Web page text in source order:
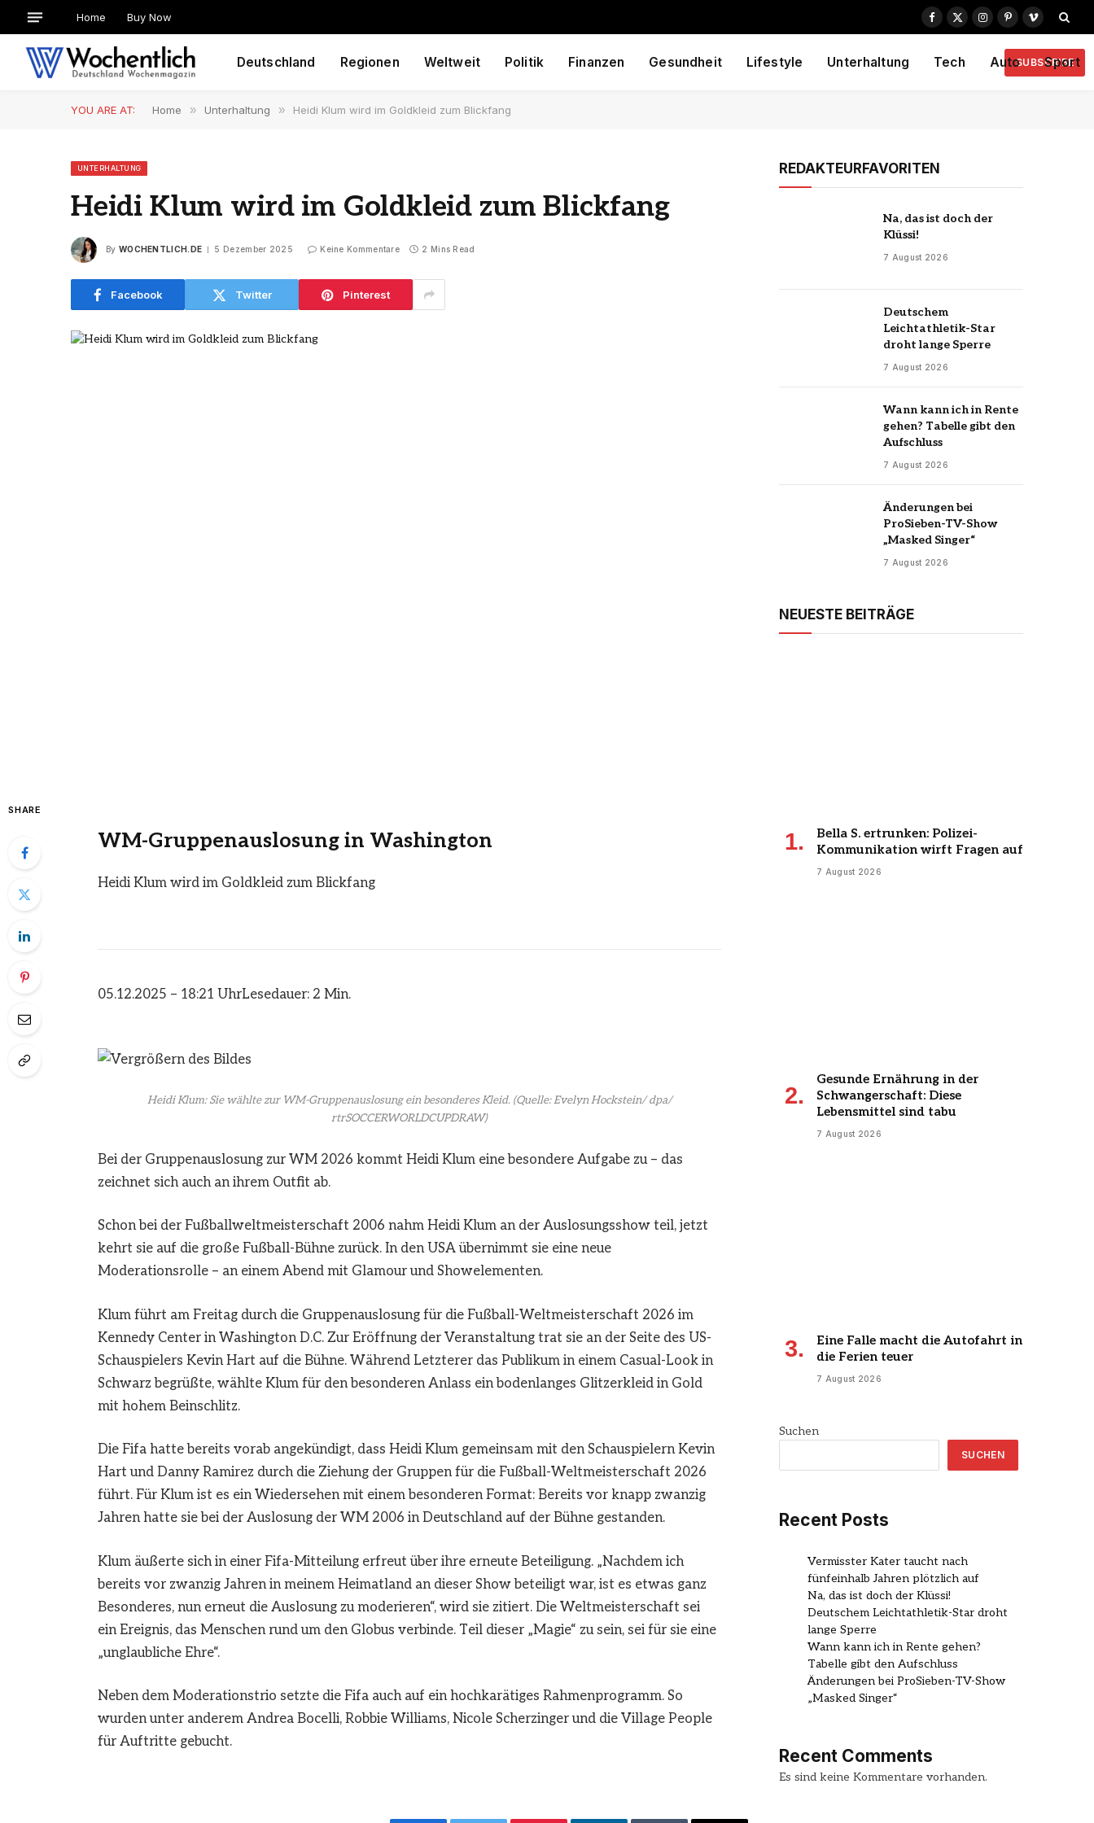
Home Buy Now
Facebook
X
Instagram
PinterestVimeo
Deutschland Regionen Weltweit Politik Finanzen Gesundheit Lifestyle Unterhaltung Tech Auto Sport
SUBSCRIBE
YOU ARE AT: Home » Unterhaltung » Heidi Klum wird im Goldkleid zum Blickfang
UNTERHALTUNG
Heidi Klum wird im Goldkleid zum Blickfang
By WOCHENTLICH.DE 5 Dezember 2025 Keine Kommentare 2 Mins Read
Facebook Twitter Pinterest
SHARE
WM-Gruppenauslosung in Washington
Heidi Klum wird im Goldkleid zum Blickfang
05.12.2025 – 18:21 UhrLesedauer: 2 Min.
Heidi Klum: Sie wählte zur WM-Gruppenauslosung ein besonderes Kleid.(Quelle: Evelyn Hockstein/ dpa/
rtrSOCCERWORLDCUPDRAW)
Bei der Gruppenauslosung zur WM 2026 kommt Heidi Klum eine besondere Aufgabe zu – das
zeichnet sich auch an ihrem Outfit ab.
Schon bei der Fußballweltmeisterschaft 2006 nahm Heidi Klum an der Auslosungsshow teil, jetzt
kehrt sie auf die große Fußball-Bühne zurück. In den USA übernimmt sie eine neue
Moderationsrolle – an einem Abend mit Glamour und Showelementen.
Klum führt am Freitag durch die Gruppenauslosung für die Fußball-Weltmeisterschaft 2026 im
Kennedy Center in Washington D.C. Zur Eröffnung der Veranstaltung trat sie an der Seite des US-
Schauspielers Kevin Hart auf die Bühne. Während Letzterer das Publikum in einem Casual-Look in
Schwarz begrüßte, wählte Klum für den besonderen Anlass ein bodenlanges Glitzerkleid in Gold
mit hohem Beinschlitz.
Die Fifa hatte bereits vorab angekündigt, dass Heidi Klum gemeinsam mit den Schauspielern Kevin
Hart und Danny Ramirez durch die Ziehung der Gruppen für die Fußball-Weltmeisterschaft 2026
führt. Für Klum ist es ein Wiedersehen mit einem besonderen Format: Bereits vor knapp zwanzig
Jahren hatte sie bei der Auslosung der WM 2006 in Deutschland auf der Bühne gestanden.
Klum äußerte sich in einer Fifa-Mitteilung erfreut über ihre erneute Beteiligung. „Nachdem ich
bereits vor zwanzig Jahren in meinem Heimatland an dieser Show beteiligt war, ist es etwas ganz
Besonderes, nun erneut die Auslosung zu moderieren“, wird sie zitiert. Die Weltmeisterschaft sei
ein Ereignis, das Menschen rund um den Globus verbinde. Teil dieser „Magie“ zu sein, sei für sie eine
„unglaubliche Ehre“.
Neben dem Moderationstrio setzte die Fifa auch auf ein hochkarätiges Rahmenprogramm. So
wurden unter anderem Andrea Bocelli, Robbie Williams, Nicole Scherzinger und die Village People
für Auftritte gebucht.
REDAKTEURFAVORITEN
Na, das ist doch der
Klüssi!
7 August 2026
Deutschem
Leichtathletik-Star
droht lange Sperre
7 August 2026
Wann kann ich in Rente
gehen? Tabelle gibt den
Aufschluss
7 August 2026
Änderungen bei
ProSieben-TV-Show
„Masked Singer“
7 August 2026
NEUESTE BEITRÄGE
Bella S. ertrunken: Polizei-
Kommunikation wirft Fragen auf
7 August 2026
Gesunde Ernährung in der
Schwangerschaft: Diese
Lebensmittel sind tabu
7 August 2026
Eine Falle macht die Autofahrt in
die Ferien teuer
7 August 2026
Suchen
SUCHEN
Recent Posts
Vermisster Kater taucht nach
fünfeinhalb Jahren plötzlich auf
Na, das ist doch der Klüssi!
Deutschem Leichtathletik-Star droht
lange Sperre
Wann kann ich in Rente gehen?
Tabelle gibt den Aufschluss
Änderungen bei ProSieben-TV-Show
„Masked Singer“
Recent Comments
Es sind keine Kommentare vorhanden.